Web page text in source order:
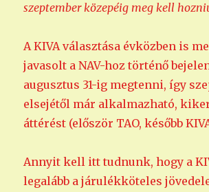
szeptember közepéig meg kell
A KIVA választása évközben is
javasolt a NAV-hoz történő
augusztus 31-ig megtenni, így
elsejétől már alkalmazható,
áttérést (először TAO, később
Annyit kell itt tudnunk, hogy a
legalább a járulékköteles